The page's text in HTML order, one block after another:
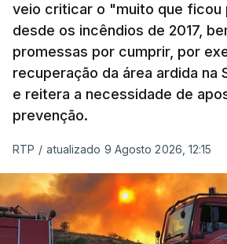
veio criticar o "muito que ficou
desde os incêndios de 2017,
promessas por cumprir, por
recuperação da área ardida na
e reitera a necessidade de
prevenção.
RTP / atualizado 9 Agosto 2026, 12:15